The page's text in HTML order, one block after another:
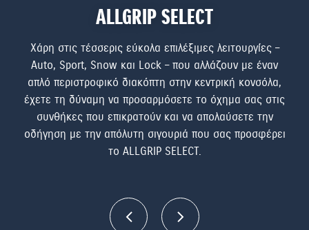
ALLGRIP SELECT
Χάρη στις τέσσερις εύκολα επιλέξιμες λειτουργίες –
Auto, Sport, Snow και Lock – που αλλάζουν με έναν
απλό περιστροφικό διακόπτη στην κεντρική κονσόλα,
έχετε τη δύναμη να προσαρμόσετε το όχημα σας στις
συνθήκες που επικρατούν και να απολαύσετε την
οδήγηση με την απόλυτη σιγουριά που σας προσφέρει
το ALLGRIP SELECT.